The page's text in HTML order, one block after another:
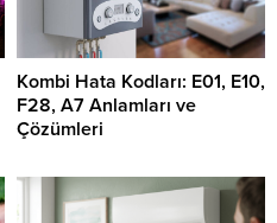
Kombi Hata Kodları: E01, E10,
F28, A7 Anlamları ve
Çözümleri